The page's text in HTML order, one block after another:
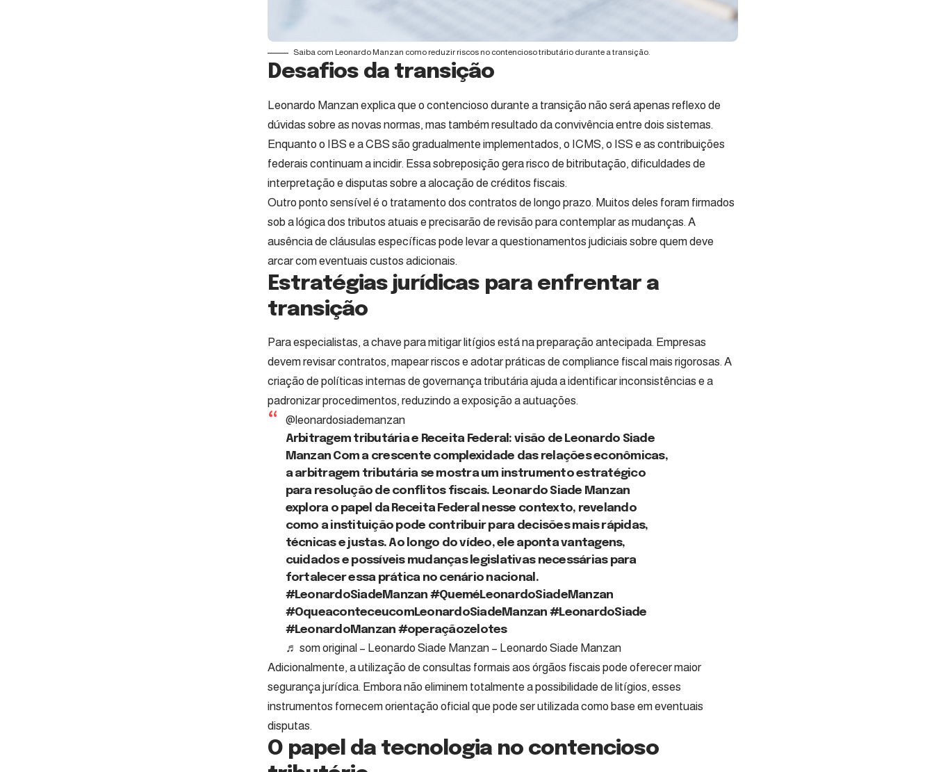
Saiba com Leonardo Manzan como reduzir riscos no contencioso tributário durante a transição.
Desafios da transição
Leonardo Manzan explica que o contencioso durante a transição não será apenas reflexo de
dúvidas sobre as novas normas, mas também resultado da convivência entre dois sistemas.
Enquanto o IBS e a CBS são gradualmente implementados, o ICMS, o ISS e as contribuições
federais continuam a incidir. Essa sobreposição gera risco de bitributação, dificuldades de
interpretação e disputas sobre a alocação de créditos fiscais.
Outro ponto sensível é o tratamento dos contratos de longo prazo. Muitos deles foram firmados
sob a lógica dos tributos atuais e precisarão de revisão para contemplar as mudanças. A
ausência de cláusulas específicas pode levar a questionamentos judiciais sobre quem deve
arcar com eventuais custos adicionais.
Estratégias jurídicas para enfrentar a
transição
Para especialistas, a chave para mitigar litígios está na preparação antecipada. Empresas
devem revisar contratos, mapear riscos e adotar práticas de compliance fiscal mais rigorosas. A
criação de políticas internas de governança tributária ajuda a identificar inconsistências e a
padronizar procedimentos, reduzindo a exposição a autuações.
@leonardosiademanzan
Arbitragem tributária e Receita Federal: visão de Leonardo Siade
Manzan Com a crescente complexidade das relações econômicas,
a arbitragem tributária se mostra um instrumento estratégico
para resolução de conflitos fiscais. Leonardo Siade Manzan
explora o papel da Receita Federal nesse contexto, revelando
como a instituição pode contribuir para decisões mais rápidas,
técnicas e justas. Ao longo do vídeo, ele aponta vantagens,
cuidados e possíveis mudanças legislativas necessárias para
fortalecer essa prática no cenário nacional.
#LeonardoSiadeManzan #QueméLeonardoSiadeManzan
#OqueaconteceucomLeonardoSiadeManzan #LeonardoSiade
#LeonardoManzan #operaçãozelotes
♬ som original – Leonardo Siade Manzan – Leonardo Siade Manzan
Adicionalmente, a utilização de consultas formais aos órgãos fiscais pode oferecer maior
segurança jurídica. Embora não eliminem totalmente a possibilidade de litígios, esses
instrumentos fornecem orientação oficial que pode ser utilizada como base em eventuais
disputas.
O papel da tecnologia no contencioso